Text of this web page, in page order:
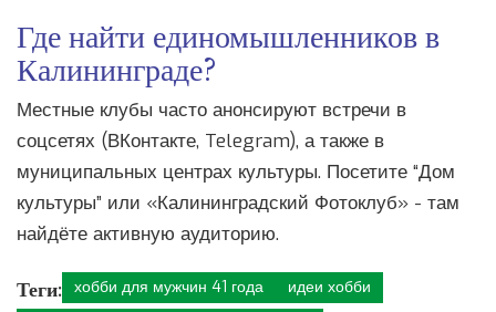
Где найти единомышленников в
Калининграде?
Местные клубы часто анонсируют встречи в
соцсетях (ВКонтакте, Telegram), а также в
муниципальных центрах культуры. Посетите “Дом
культуры” или «Калининградский Фотоклуб» - там
найдёте активную аудиторию.
Теги: хобби для мужчин 41 года
идеи хобби